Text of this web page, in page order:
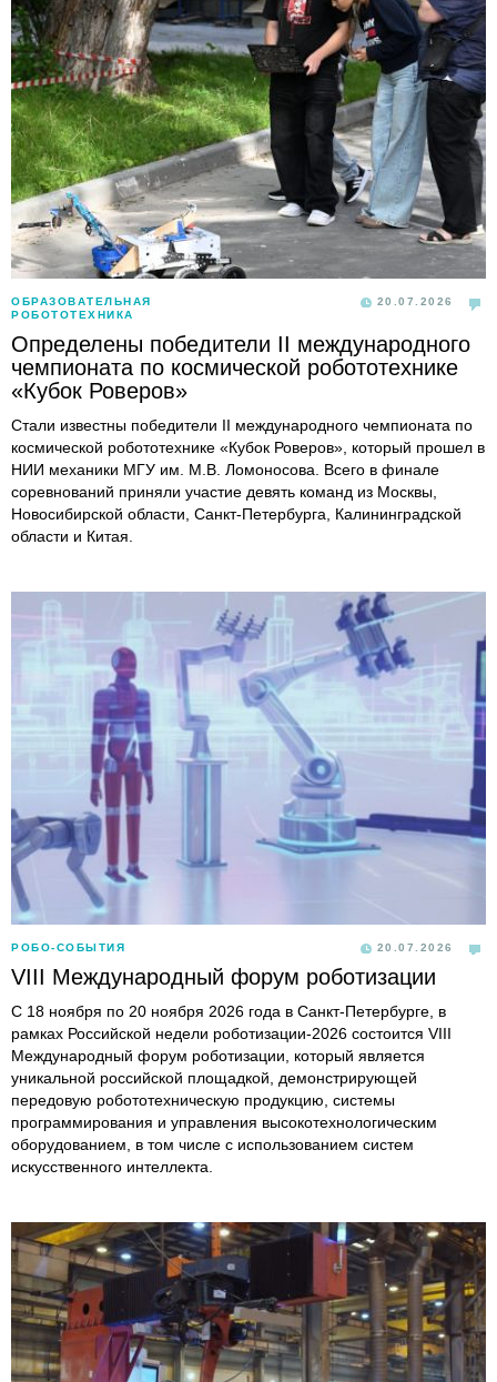
ОБРАЗОВАТЕЛЬНАЯ
РОБОТОТЕХНИКА
20.07.2026
Определены победители II международного
чемпионата по космической робототехнике
«Кубок Роверов»
Стали известны победители II международного чемпионата по
космической робототехнике «Кубок Роверов», который прошел в
НИИ механики МГУ им. М.В. Ломоносова. Всего в финале
соревнований приняли участие девять команд из Москвы,
Новосибирской области, Санкт-Петербурга, Калининградской
области и Китая.
РОБО-СОБЫТИЯ 20.07.2026
VIII Международный форум роботизации
С 18 ноября по 20 ноября 2026 года в Санкт-Петербурге, в
рамках Российской недели роботизации-2026 состоится VIII
Международный форум роботизации, который является
уникальной российской площадкой, демонстрирующей
передовую робототехническую продукцию, системы
программирования и управления высокотехнологическим
оборудованием, в том числе с использованием систем
искусственного интеллекта.